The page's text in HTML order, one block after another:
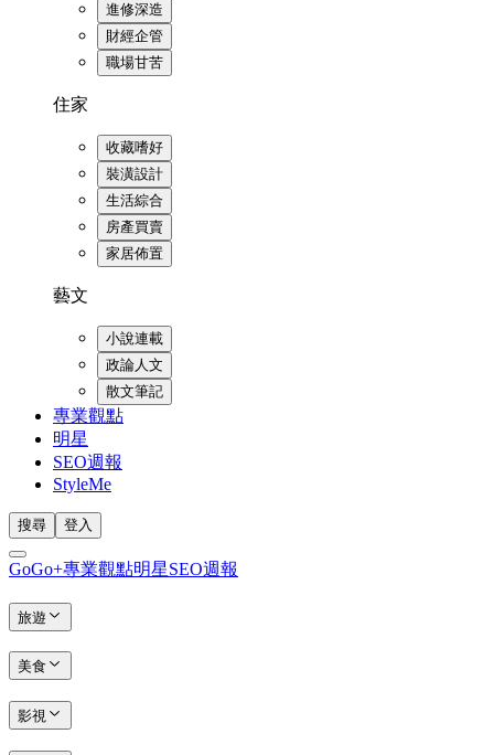
進修深造
財經企管
職場甘苦
住家
收藏嗜好
裝潢設計
生活綜合
房產買賣
家居佈置
藝文
小說連載
政論人文
散文筆記
專業觀點
明星
SEO週報
StyleMe
搜尋 登入
GoGo+專業觀點明星SEO週報
旅遊
美食
影視